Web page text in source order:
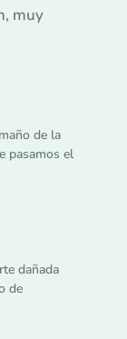
muy
de la
pasamos el
dañada
de